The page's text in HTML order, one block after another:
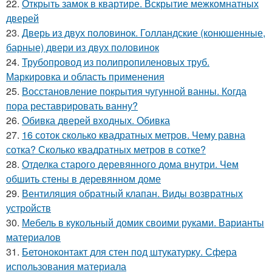
22. Открыть замок в квартире. Вскрытие межкомнатных
дверей
23. Дверь из двух половинок. Голландские (конюшенные,
барные) двери из двух половинок
24. Трубопровод из полипропиленовых труб.
Маркировка и область применения
25. Восстановление покрытия чугунной ванны. Когда
пора реставрировать ванну?
26. Обивка дверей входных. Обивка
27. 16 соток сколько квадратных метров. Чему равна
сотка? Сколько квадратных метров в сотке?
28. Отделка старого деревянного дома внутри. Чем
обшить стены в деревянном доме
29. Вентиляция обратный клапан. Виды возвратных
устройств
30. Мебель в кукольный домик своими руками. Варианты
материалов
31. Бетоноконтакт для стен под штукатурку. Сфера
использования материала